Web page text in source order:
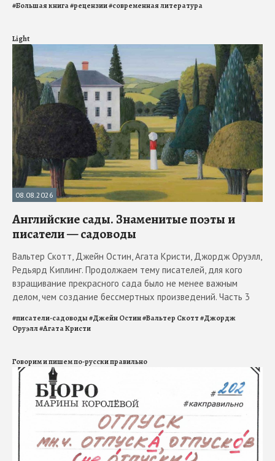
#Большая книга#рецензии#современная литература
Light
08.08.2026
Английские сады. Знаменитые поэты и
писатели — садоводы
Вальтер Скотт, Джейн Остин, Агата Кристи, Джордж Оруэлл,
Редьярд Киплинг. Продолжаем тему писателей, для кого
взращивание прекрасного сада было не менее важным
делом, чем создание бессмертных произведений. Часть 3
#писатели-садоводы#Джейн Остин#Вальтер Скотт#Джордж
Оруэлл#Агата Кристи
Говорим и пишем по-русски правильно